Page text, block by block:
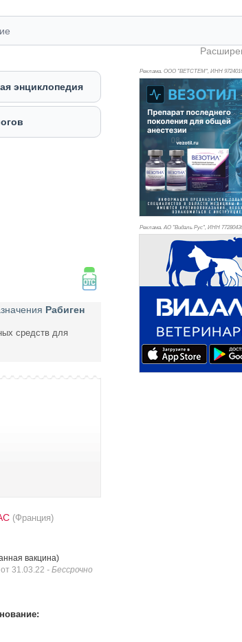
энциклопедия
Рабиген
средств для
(Франция)
вакцина)
31.03.22 - Бессрочно
Реклама. ООО "ВЕТСТЕМ", ИНН 972
Реклама. АО "Видаль Рус", ИНН 772